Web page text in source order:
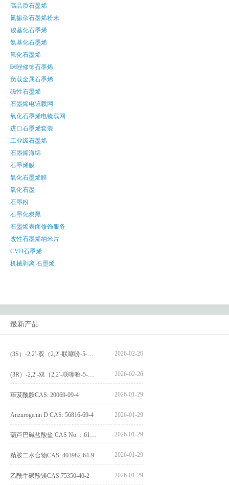
高品质石墨烯
氮掺杂石墨烯粉末
羧基化石墨烯
氨基化石墨烯
氟化石墨烯
咪唑修饰石墨烯
负载金属石墨烯
磁性石墨烯
石墨烯电镜载网
氧化石墨烯电镜载网
进口石墨烯套装
工业级石墨烯
石墨烯海绵
石墨烯膜
氧化石墨烯膜
氧化石墨
石墨粉
石墨化炭黑
石墨烯表面修饰服务
改性石墨烯纳米片
CVD石墨烯
机械剥离 石墨烯
最新产品
2026-02-26
2026-02-26
荜茇酰胺CAS: 20069-09-4 2026-01-29
Anzurogenin D CAS: 56816-69-4 2026-01-29
2026-01-29
精胺二水合物CAS: 403982-64-9 2026-01-29
乙酰牛磺酸镁CAS:75350-40-2 2026-01-29